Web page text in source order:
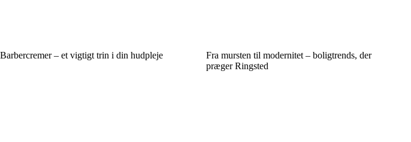
Barbercremer – et vigtigt trin i din hudpleje
Fra mursten til modernitet – boligtrends, der
præger Ringsted